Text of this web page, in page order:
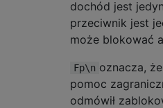
dochód jest
przeciwnik jest
może blokować
Fp\n oznacza,
pomoc
odmówił